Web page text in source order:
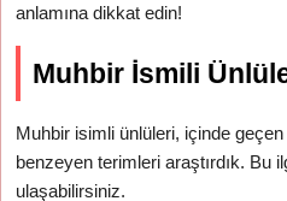
anlamına dikkat edin!
Muhbir İsmili
Muhbir isimli ünlüleri, içinde
benzeyen terimleri araştırdık. Bu
ulaşabilirsiniz.